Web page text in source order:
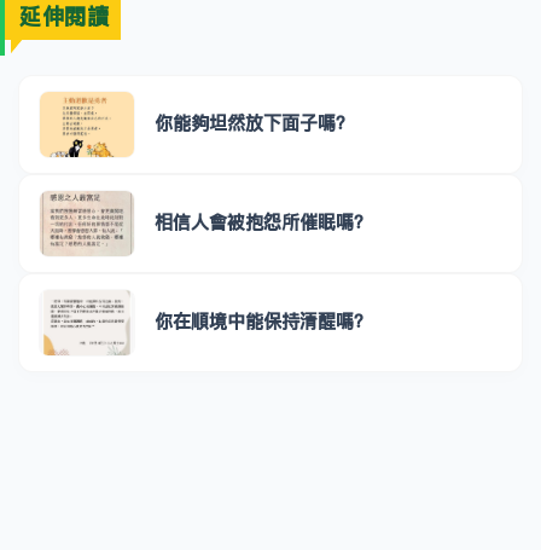
延伸閱讀
你能夠坦然放下面子嗎？
相信人會被抱怨所催眠嗎？
你在順境中能保持清醒嗎？